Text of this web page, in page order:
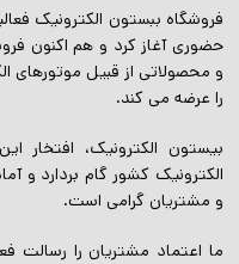
حضوری آغاز کرد و هم اکنون
و محصولاتی از قبیل موتورهای
را عرضه می کند.
بیستون الکترونیک، افتخار
الکترونیک کشور گام بردارد و
و مشتریان گرامی است.
ما اعتماد مشتریان را رسالت